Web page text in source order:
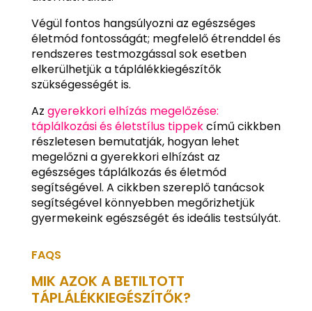
Végül fontos hangsúlyozni az egészséges
életmód fontosságát; megfelelő étrenddel és
rendszeres testmozgással sok esetben
elkerülhetjük a táplálékkiegészítők
szükségességét is.
Az gyerekkori elhízás megelőzése:
táplálkozási és életstílus tippekcímű cikkben
részletesen bemutatják, hogyan lehet
megelőzni a gyerekkori elhízást az
egészséges táplálkozás és életmód
segítségével. A cikkben szereplő tanácsok
segítségével könnyebben megőrizhetjük
gyermekeink egészségét és ideális testsúlyát.
FAQS
MIK AZOK A BETILTOTT
TÁPLÁLÉKKIEGÉSZÍTŐK?